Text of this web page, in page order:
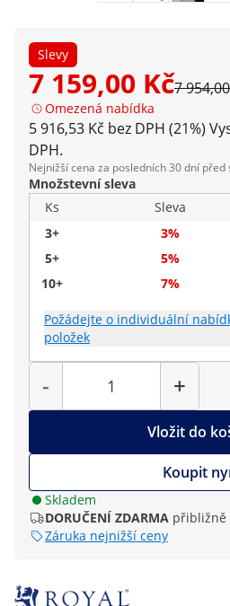
Slevy
7 159,00 Kč7
Omezená nabídka
5 916,53 Kč bez DPH (21%)
DPH.
Nejnižší cena za posledních 30 dní před
Množstevní sleva
Ks
Sleva
3+
3%
5+
5%
10+
7%
Požádejte o individuální
položek
-
Počet
+
Vložit do
Koupit
Skladem
DORUČENÍ ZDARMA přibližně
Záruka nejnižší ceny